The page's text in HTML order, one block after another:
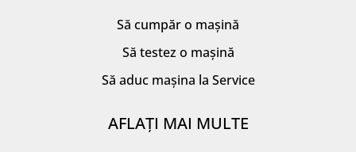
Să cumpăr o mașină
Să testez o mașină
Să aduc mașina la Service
AFLAȚI MAI MULTE